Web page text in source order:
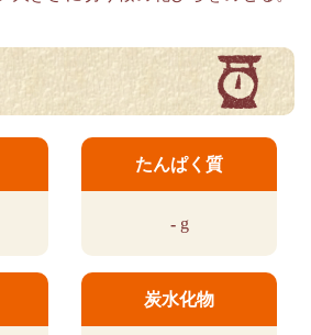
たんぱく質
-g
炭水化物